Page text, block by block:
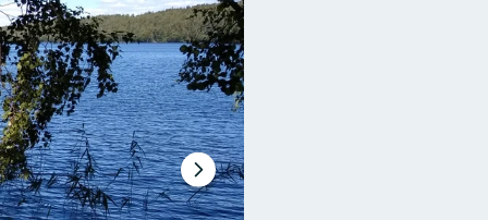
Nästa
bildspel